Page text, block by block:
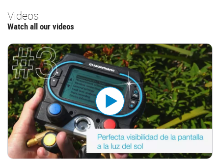
Videos
Watch all our videos